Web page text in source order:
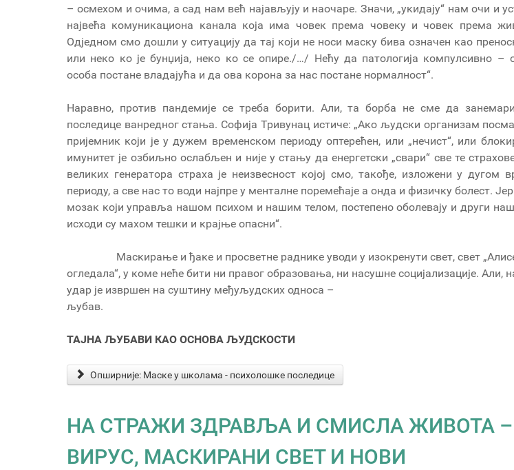
– осмехом и очима, а сад нам већ најављују и наочаре. Значи, „укидају“ нам очи и
највећа комуникациона канала која има човек према човеку и човек према
Одједном смо дошли у ситуацију да тај који не носи маску бива означен као
или неко ко је бунџија, неко ко се опире./…/ Нећу да патологија компулсивно –
особа постане владајућа и да ова корона за нас постане нормалност“.
Наравно, против пандемије се треба борити. Али, та борба не сме да
последице ванредног стања. Софија Тривунац истиче: „Ако људски организам
пријемник који је у дужем временском периоду оптерећен, или „нечист“, или
имунитет је озбиљно ослабљен и није у стању да енергетски „свари“ све те
великих генератора страха је неизвесност којој смо, такође, изложени у дугом
периоду, а све нас то води најпре у менталне поремећаје а онда и физичку болест.
мозак који управља нашом психом и нашим телом, постепено оболевају и други
исходи су махом тешки и крајње опасни“.
Маскирање и ђаке и просветне раднике уводи у изокренути свет, свет
огледала“, у коме неће бити ни правог образовања, ни насушне социјализације. Али,
удар је извршен на суштину међуљудских односа –
љубав.
ТАЈНА ЉУБАВИ КАО ОСНОВА ЉУДСКОСТИ
Опширније: Маске у школама - психолошке последице
НА СТРАЖИ ЗДРАВЉА И СМИСЛА ЖИВОТА –
ВИРУС, МАСКИРАНИ СВЕТ И НОВИ